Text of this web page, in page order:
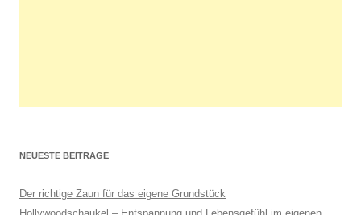
NEUESTE BEITRÄGE
Der richtige Zaun für das eigene Grundstück